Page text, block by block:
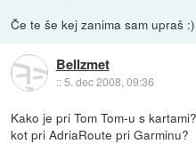
Če te še kej zanima sam upraš :)
Bellzmet
::5. dec 2008, 09:36
Kako je pri Tom Tom-u s
kot pri AdriaRoute pri Garminu?